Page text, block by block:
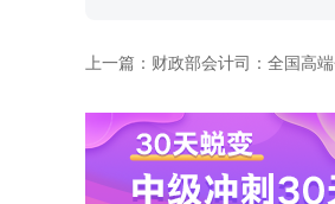
上一篇： 财政部会计司：全国高